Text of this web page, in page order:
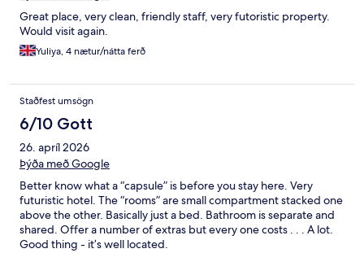
Great place, very clean, friendly staff, very futoristic property.
Would visit again.
Yuliya, 4 nætur/nátta ferð
Staðfest umsögn
6/10 Gott
26. apríl 2026
Þýða með Google
Better know what a “capsule” is before you stay here. Very
futuristic hotel. The “rooms” are small compartment stacked one
above the other. Basically just a bed. Bathroom is separate and
shared. Offer a number of extras but every one costs . . . A lot.
Good thing - it’s well located.